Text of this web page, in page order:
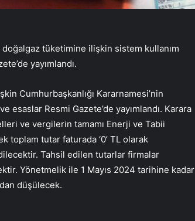
doğalgaz tüketimine ilişkin sistem kullanım
yayımlandı.
Cumhurbaşkanlığı Kararnamesi’nin
esaslar Resmi Gazete’de yayımlandı. Karara
ve vergilerin tamamı Enerji ve Tabii
toplam tutar faturada ‘0’ TL olarak
Tahsil edilen tutarlar firmalar
Yönetmelik ile 1 Mayıs 2024 tarihine kadar
düşülecek.